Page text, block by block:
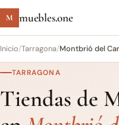
M muebles.one
Inicio/Tarragona/Montbrió del
TARRAGONA
Tiendas de